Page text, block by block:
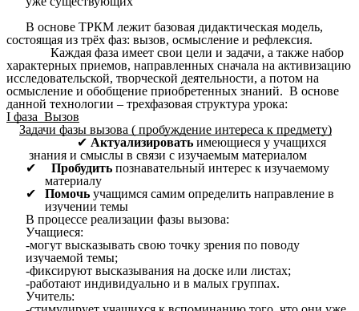
В основе ТРКМ лежит базовая дидактическая модель,
состоящая из трёх фаз: вызов, осмысление и рефлексия.
Каждая фаза имеет свои цели и задачи, а также набор
характерных приемов, направленных сначала на активизацию
исследовательской, творческой деятельности, а потом на
осмысление и обобщение приобретенных знаний. В основе
данной технологии – трехфазовая структура урока:
I фаза Вызов
Задачи фазы вызова ( пробуждение интереса к предмету)
Актуализировать имеющиеся у учащихся
знания и смыслы в связи с изучаемым материалом
Пробудить познавательный интерес к изучаемому
материалу
Помочь учащимся самим определить направление в
изучении темы
В процессе реализации фазы вызова:
Учащиеся:
-могут высказывать свою точку зрения по поводу
изучаемой темы;
-фиксируют высказывания на доске или листах;
-работают индивидуально и в малых группах.
Учитель: